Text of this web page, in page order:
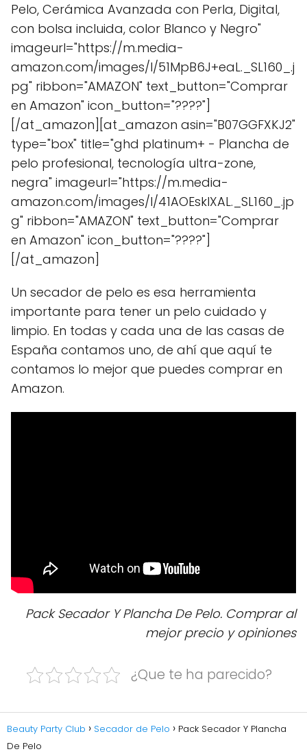
Pelo, Cerámica Avanzada con Perla, Digital,
con bolsa incluida, color Blanco y Negro"
imageurl="https://m.media-
amazon.com/images/I/51MpB6J+eaL._SL160_.j
pg" ribbon="AMAZON" text_button="Comprar
en Amazon" icon_button="????"]
[/at_amazon][at_amazon asin="B07GGFXKJ2"
type="box" title="ghd platinum+ - Plancha de
pelo profesional, tecnología ultra-zone,
negra" imageurl="https://m.media-
amazon.com/images/I/41AOEsklXAL._SL160_.jp
g" ribbon="AMAZON" text_button="Comprar
en Amazon" icon_button="????"]
[/at_amazon]
Un secador de pelo es esa herramienta
importante para tener un pelo cuidado y
limpio. En todas y cada una de las casas de
España contamos uno, de ahí que aquí te
contamos lo mejor que puedes comprar en
Amazon.
Pack Secador Y Plancha De Pelo. Comprar al
mejor precio y opiniones
¿Que te ha parecido?
Beauty Party Club Secador de Pelo
Pack Secador Y Plancha
De Pelo